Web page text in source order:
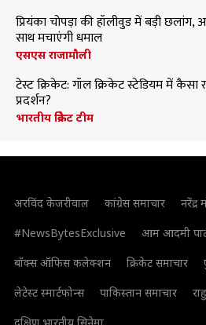
प्रियंका चोपड़ा की हॉलीवुड में बड़ी
साथ मचाएंगी धमाल
एसएस राजामौली
टेस्ट क्रिकेट: गॉल क्रिकेट स्टेडियम में कैसा
प्रदर्शन?
भारतीय क्रिकेट टीम
अरविंद केजरीवाल कांग्रेस समाचार नरेंद्र
#NewsBytesExclusive
आम आदमी
बॉक्स ऑफिस कलेक्शन
क्रिकेट समाचार
लेटेस्ट स्मार्टफोन्स
पाकिस्तान समाचार